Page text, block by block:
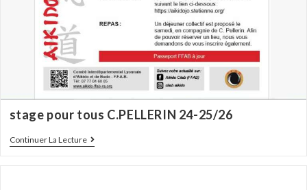
stage pour tous C.PELLERIN 24-25/26
Continuer La Lecture